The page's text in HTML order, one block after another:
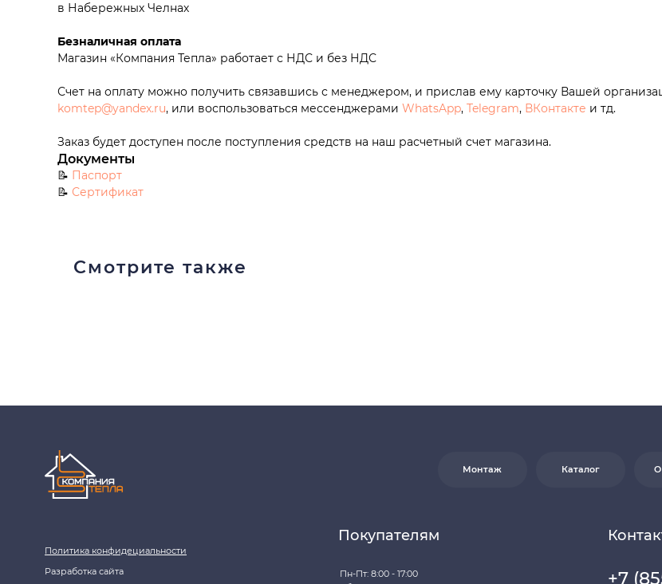
в Набережных Челнах
Безналичная оплата
Магазин «Компания Тепла» работает с НДС и без НДС
Счет на оплату можно получить связавшись с менеджером, и прислав ему карточку Вашей
komtep@yandex.ru, или воспользоваться мессенджерами WhatsApp, Telegram, ВКонтакте и тд.
Заказ будет доступен после поступления средств на наш расчетный счет магазина.
Документы
📝 Паспорт
📝 Сертификат
Смотрите также